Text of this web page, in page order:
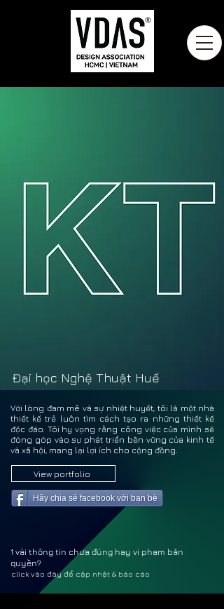
Đại học Nghệ Thuật Huế
Với lòng đam mê và sự nhiệt huyết, tôi là một nhà
thiết kế trẻ luôn tìm cách tạo ra những thiết kế
độc đáo. Tôi hy vọng rằng công việc của mình sẽ
đóng góp vào sự phát triển bền vững của kinh tế
và xã hội, mang lại lợi ích cho cộng đồng.
View portfolio
Hãy chia sẻ facebook với bạn bè
1 vài thông tin chưa đúng hay vi phạm bản
quyền?
click vào đây để cập nhật & báo cáo